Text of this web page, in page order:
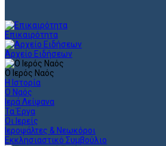
Επικαιρότητα
Αρχείο Ειδήσεων
Ο Ιερός Ναός
Η Ιστορία
Ο Ναός
Ιερά Λείψανα
Τα Έργα
Οι Ιερείς
Ιεροψάλτες & Νεωκόροι
Εκκλησιαστικό Συμβούλιο